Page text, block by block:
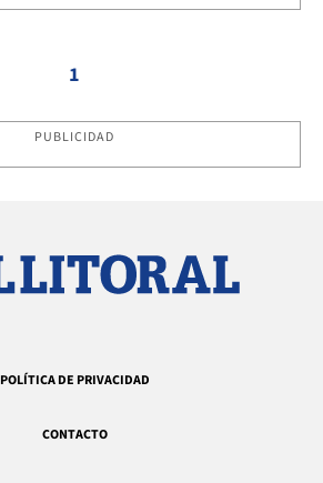
1
PUBLICIDAD
POLÍTICA DE PRIVACIDAD
CONTACTO